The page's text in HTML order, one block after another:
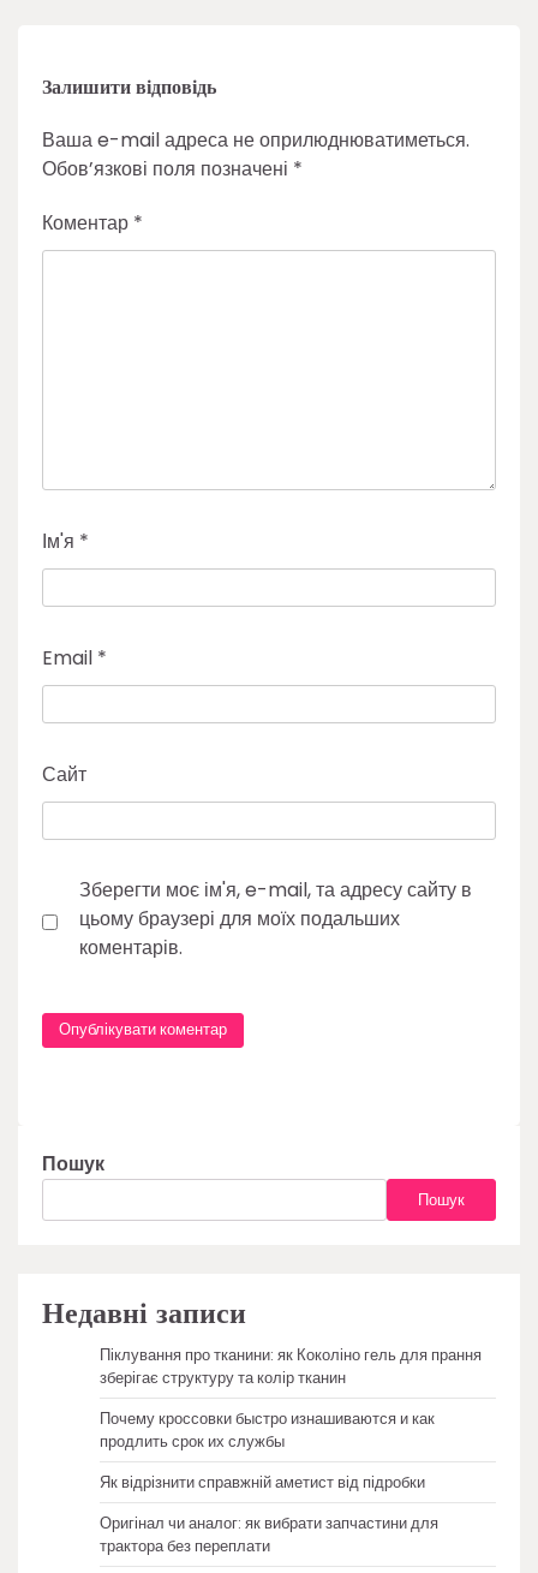
Залишити відповідь
Ваша e-mail адреса не оприлюднюватиметься.
Обов’язкові поля позначені *
Коментар *
Ім'я *
Email *
Сайт
Зберегти моє ім'я, e-mail, та адресу сайту в
цьому браузері для моїх подальших
коментарів.
Пошук
Пошук
Недавні записи
Піклування про тканини: як Коколіно гель для прання
зберігає структуру та колір тканин
Почему кроссовки быстро изнашиваются и как
продлить срок их службы
Як відрізнити справжній аметист від підробки
Оригінал чи аналог: як вибрати запчастини для
трактора без переплати